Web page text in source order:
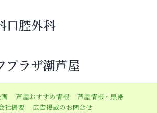
口腔外科
プラザ潮芦屋
芦屋おすすめ情報
芦屋情報・黒帯
社概要 広告掲載のお問合せ